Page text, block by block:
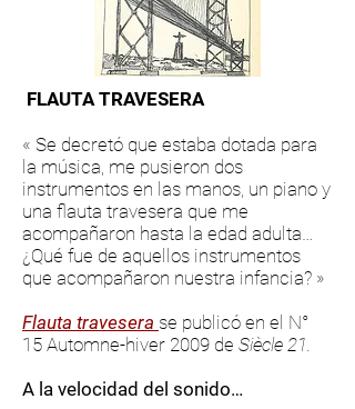
FLAUTA TRAVESERA
« Se decretó que estaba dotada para
la música, me pusieron dos
instrumentos en las manos, un piano y
una flauta travesera que me
acompañaron hasta la edad adulta…
¿Qué fue de aquellos instrumentos
que acompañaron nuestra infancia? »
Flauta travesera se publicó en el N°
15 Automne-hiver 2009 de Siècle 21.
A la velocidad del sonido…